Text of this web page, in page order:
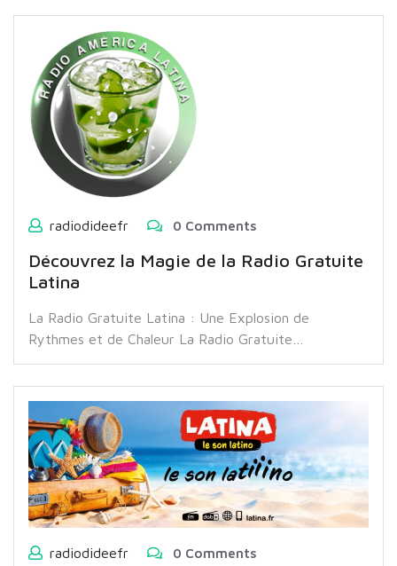
radiodideefr 0 Comments
Découvrez la Magie de la Radio Gratuite
Latina
La Radio Gratuite Latina : Une Explosion de
Rythmes et de Chaleur La Radio Gratuite…
radiodideefr 0 Comments